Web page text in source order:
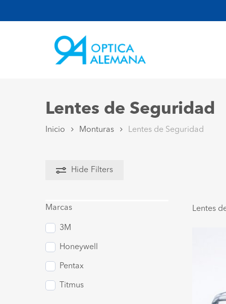
Lentes de Seguridad
Inicio Monturas Lentes de Seguridad
Hide Filters
Marcas
3M
Honeywell
Pentax
Titmus
Lentes